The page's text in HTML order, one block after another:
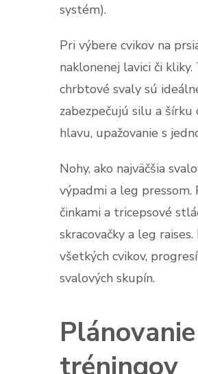
systém).
Pri výbere cvikov na
naklonenej lavici či
chrbtové svaly sú
zabezpečujú silu a
hlavu, upažovanie s
Nohy, ako najväčšia
výpadmi a leg pressom.
činkami a tricepsové
skracovačky a leg
všetkých cvikov,
svalových skupín.